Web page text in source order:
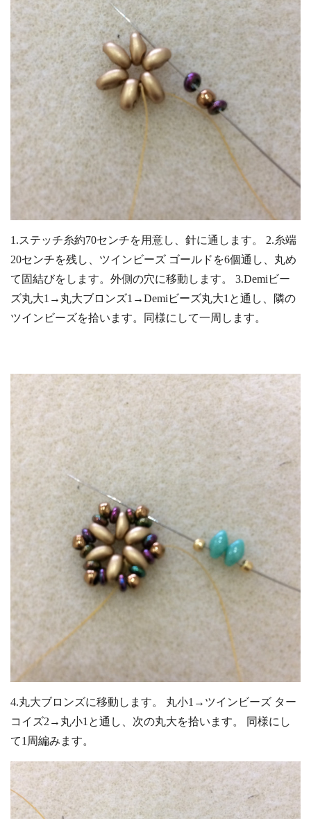
1.ステッチ糸約70センチを用意し、針に通します。 2.糸端
20センチを残し、ツインビーズ ゴールドを6個通し、丸め
て固結びをします。外側の穴に移動します。 3.Demiビー
ズ丸大1→丸大ブロンズ1→Demiビーズ丸大1と通し、隣の
ツインビーズを拾います。同様にして一周します。
4.丸大ブロンズに移動します。 丸小1→ツインビーズ ター
コイズ2→丸小1と通し、次の丸大を拾います。 同様にし
て1周編みます。